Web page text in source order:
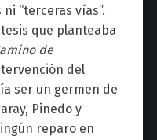
“terceras vías”.
que planteaba
de
del
ser un germen de
Pinedo y
reparo en